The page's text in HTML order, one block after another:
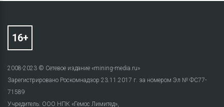
2008-2023 © Сетевое издание «mining-media.ru»
Зарегистрировано Роскомнадзор 23.11.2017 г. за номером Эл № ФС77-
71589
Учредитель: ООО НПК «Гемос Лимитед»,